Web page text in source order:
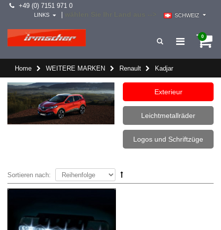
+49 (0) 7151 971 0
SCHWEIZ
LINKS
0
Home WEITERE MARKEN Renault Kadjar
Exterieur
Leichtmetallräder
Logos und Schriftzüge
Sortieren nach: